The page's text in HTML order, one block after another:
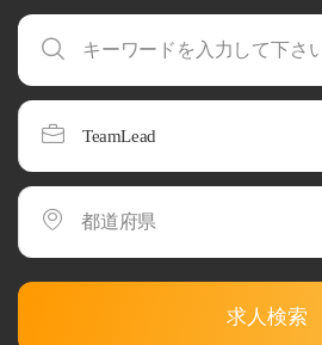
TeamLead
求人検索